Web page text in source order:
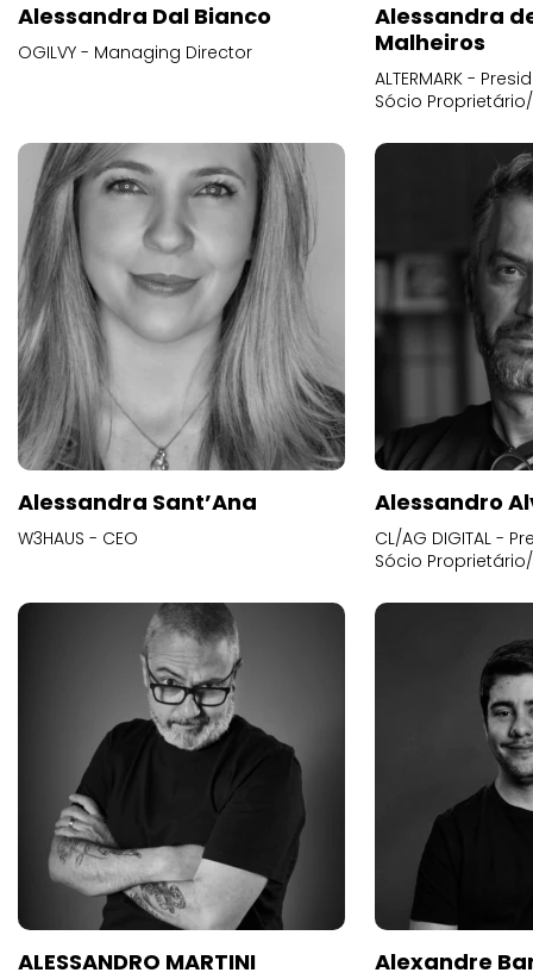
Alessandra Dal Bianco
OGILVY - Managing Director
Alessandra
Malheiros
ALTERMARK -
Sócio
Alessandra Sant’Ana
W3HAUS - CEO
Alessandro
CL/AG DIGITAL -
Sócio
ALESSANDRO MARTINI
Alexandre